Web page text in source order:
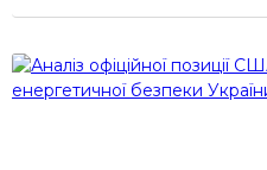
стратегічного характеру.